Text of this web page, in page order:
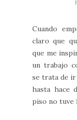
Cuando
claro que
que me
un trabajo
se trata de ir
hasta hace
piso no tuve